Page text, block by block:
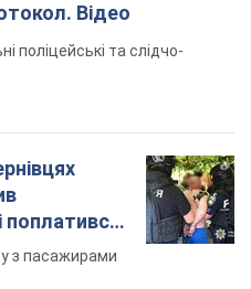
Відео
поліцейські та слідчо-
поплатився.
з пасажирами